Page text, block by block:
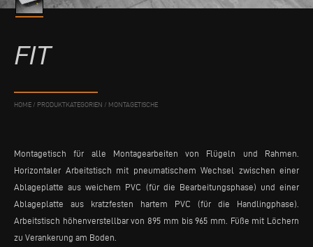
FIT
HOME / PRODUKTKATEGORIEN / MONTAGETISCHE
Montagetisch für alle Montagearbeiten von Flügeln und Rahmen.
Horizontaler Arbeitstisch mit pneumatischem Wechsel zwischen einer
Ablageplatte aus weichem PVC (für die Bearbeitungsphase) und einer
Ablageplatte aus kratzfesten hartem PVC (für die Handlingphase).
Arbeitstisch höhenverstellbar von 895 mm bis 965 mm. Füße mit Löchern
zu Verankerung am Boden.